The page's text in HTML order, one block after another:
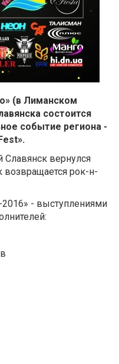
(в Лиманском
состоится
событие региона -
Славянск вернулся
рок-н-
- выступлениями